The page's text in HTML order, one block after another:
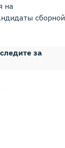
на
сборной
за